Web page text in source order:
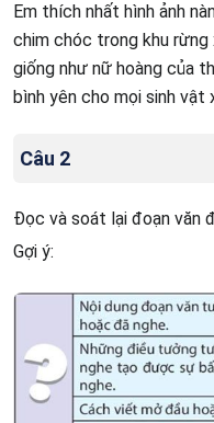
Em thích nhất hình ảnh
chim chóc trong khu rừng
giống như nữ hoàng của
bình yên cho mọi sinh vật
Câu 2
Đọc và soát lại đoạn văn
Gợi ý: